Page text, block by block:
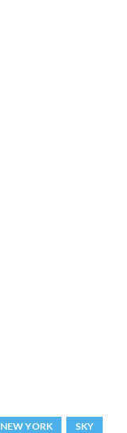
NEW YORK
SKY